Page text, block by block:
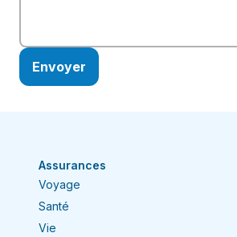
Assurances
Voyage
Santé
Vie